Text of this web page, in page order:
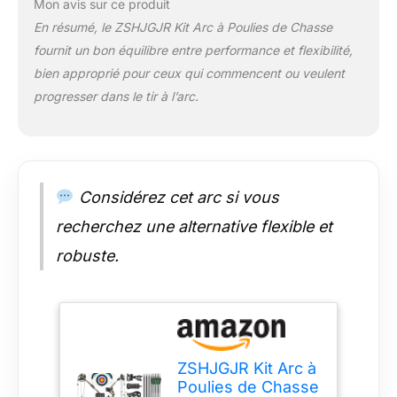
métallique et des
membres en Gordon
Fiberglas offre la
synergie parfaite pour
Fiberglas, ces arcs
garantissent des
performances
garantissant que
chaque tir reste fiable
et sur cible, quelles que
soient les conditions
Mon avis sur ce produit
En résumé, le ZSHJGJR Kit Arc à Poulies de Chasse
fournit un bon équilibre entre performance et flexibilité,
bien approprié pour ceux qui commencent ou veulent
progresser dans le tir à l’arc.
Considérez cet arc si vous
recherchez une alternative flexible et
robuste.
ZSHJGJR Kit Arc à
Poulies de Chasse